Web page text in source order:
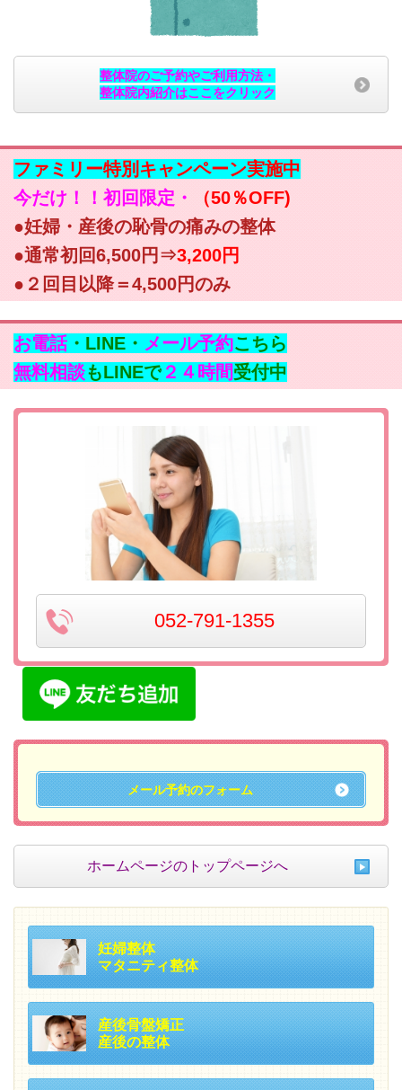
整体院のご予約やご利用方法・
整体院内紹介はここをクリック
ファミリー特別キャンペーン実施中
今だけ！！初回限定・
（50％OFF)
●妊婦・産後の恥骨の痛みの整体
●通常初回6,500円⇒3,200円
●２回目以降＝4,500円のみ
お電話 ・LINE・ メール予約こちら
無料相談もLINEで ２４時間受付中
052-791-1355
メール予約のフォーム
ホームページのトップページへ
妊婦整体
マタニティ整体
産後骨盤矯正
産後の整体